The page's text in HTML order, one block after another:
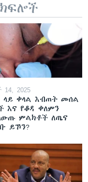
2025
ላይ ቀላል እብጠት መሰል
እና የቆዳ ቀለምን
ምልክቶች ለጤና
ይኾን?